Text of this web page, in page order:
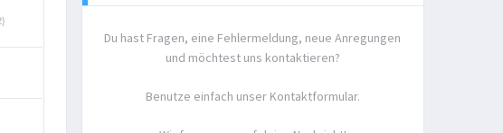
Du hast Fragen, eine Fehlermeldung, neue Anregungen
und möchtest uns kontaktieren?
Benutze einfach unser Kontaktformular.